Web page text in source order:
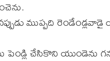
ముప్పది
పెండ్లి చేసికొని యుండెను